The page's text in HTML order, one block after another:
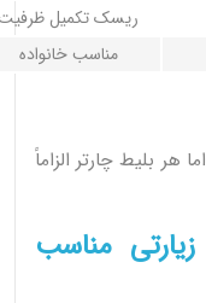
ریسک تکمیل
مناسب خانواده
هر بلیط چارتر الزاماً
مناسب